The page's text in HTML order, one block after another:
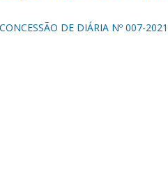
DE DIÁRIA Nº 007-